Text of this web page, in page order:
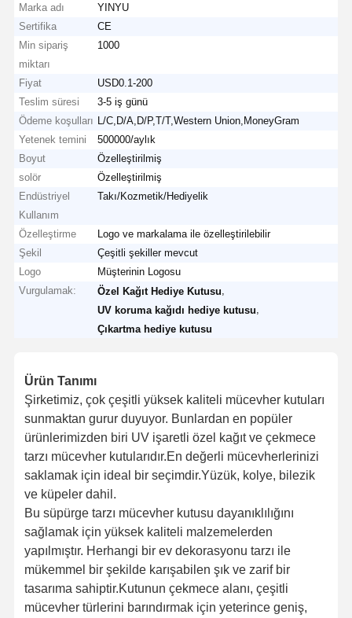
Marka adı
YINYU
Sertifika
CE
Min sipariş
miktarı
1000
Fiyat
USD0.1-200
Teslim süresi
3-5 iş günü
Ödeme koşulları
L/C,D/A,D/P,T/T,Western Union,MoneyGram
Yetenek temini
500000/aylık
Boyut
Özelleştirilmiş
solör
Özelleştirilmiş
Endüstriyel
Kullanım
Takı/Kozmetik/Hediyelik
Özelleştirme
Logo ve markalama ile özelleştirilebilir
Şekil
Çeşitli şekiller mevcut
Logo
Müşterinin Logosu
Vurgulamak:
Özel Kağıt Hediye Kutusu
UV koruma kağıdı hediye kutusu
Çıkartma hediye kutusu
Ürün Tanımı
Şirketimiz, çok çeşitli yüksek kaliteli mücevher kutuları
sunmaktan gurur duyuyor. Bunlardan en popüler
ürünlerimizden biri UV işaretli özel kağıt ve çekmece
tarzı mücevher kutularıdır.En değerli mücevherlerinizi
saklamak için ideal bir seçimdir.Yüzük, kolye, bilezik
ve küpeler dahil.
Bu süpürge tarzı mücevher kutusu dayanıklılığını
sağlamak için yüksek kaliteli malzemelerden
yapılmıştır. Herhangi bir ev dekorasyonu tarzı ile
mükemmel bir şekilde karışabilen şık ve zarif bir
tasarıma sahiptir.Kutunun çekmece alanı, çeşitli
mücevher türlerini barındırmak için yeterince geniş,